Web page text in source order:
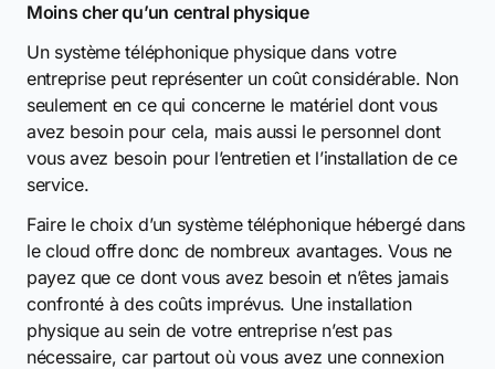
Moins cher qu’un central physique
Un système téléphonique physique dans votre
entreprise peut représenter un coût considérable. Non
seulement en ce qui concerne le matériel dont vous
avez besoin pour cela, mais aussi le personnel dont
vous avez besoin pour l’entretien et l’installation de ce
service.
Faire le choix d’un système téléphonique hébergé dans
le cloud offre donc de nombreux avantages. Vous ne
payez que ce dont vous avez besoin et n’êtes jamais
confronté à des coûts imprévus. Une installation
physique au sein de votre entreprise n’est pas
nécessaire, car partout où vous avez une connexion